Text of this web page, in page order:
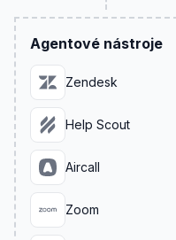
Agentové nástroje
Zendesk
Help Scout
Aircall
Zoom